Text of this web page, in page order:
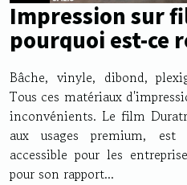
Impression sur
pourquoi est-ce
Bâche, vinyle, dibond,
Tous ces matériaux
inconvénients. Le film
aux usages premium, est
accessible pour les
pour son rapport...